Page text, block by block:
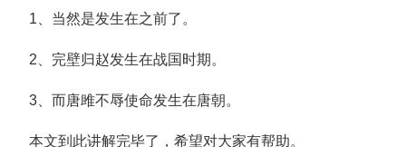
1、当然是发生在之前了。
2、完壁归赵发生在战国时期。
3、而唐雎不辱使命发生在唐朝。
本文到此讲解完毕了，希望对大家有帮助。